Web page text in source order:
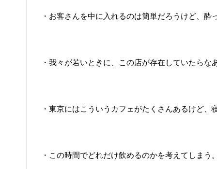
・お客さんを中に入れるのは簡単だろうけど、
・我々が若いときに、この店が存在していたらな
・東京にはこういうカフェがたくさんあるけど
・この時間でどれだけ飲めるのかを考えてしまう